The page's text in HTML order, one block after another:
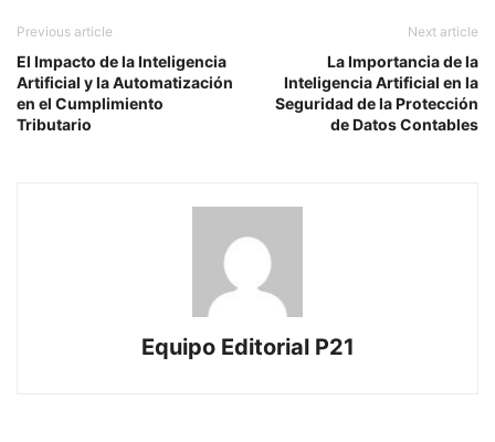
Previous article
El Impacto de la Inteligencia
Artificial y la Automatización
en el Cumplimiento
Tributario
Next article
La Importancia de la
Inteligencia Artificial en la
Seguridad de la Protección
de Datos Contables
Equipo Editorial P21